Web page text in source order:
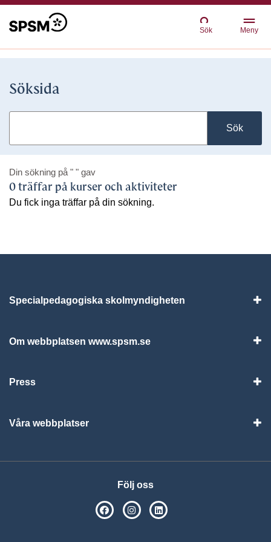
Sök Meny
Söksida
Sök
Din sökning på " " gav
0 träffar på kurser och aktiviteter
Du fick inga träffar på din sökning.
Specialpedagogiska skolmyndigheten
Om webbplatsen www.spsm.se
Press
Våra webbplatser
Följ oss
SPSM på Facebook
SPSM på Instagram